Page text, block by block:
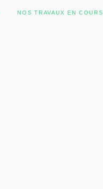
NOS TRAVAUX EN COURS